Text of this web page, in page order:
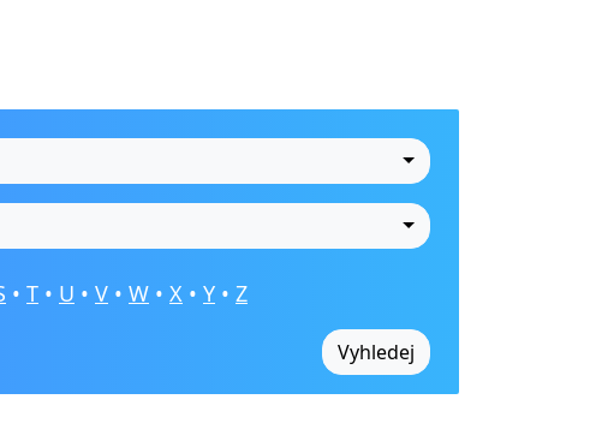
• T • U • V • W • X • Y • Z
Vyhledej